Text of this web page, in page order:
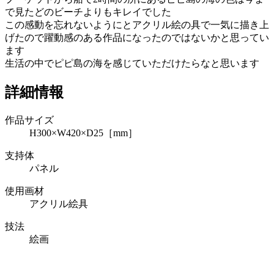
で見たどのビーチよりもキレイでした
この感動を忘れないようにとアクリル絵の具で一気に描き上
げたので躍動感のある作品になったのではないかと思ってい
ます
生活の中でピピ島の海を感じていただけたらなと思います
詳細情報
作品サイズ
H300×W420×D25［mm］
支持体
パネル
使用画材
アクリル絵具
技法
絵画